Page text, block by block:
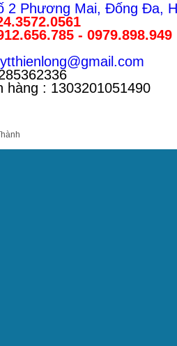
2 Phương Mai, Đống Đa,
- 0979.898.949
: 1303201051490